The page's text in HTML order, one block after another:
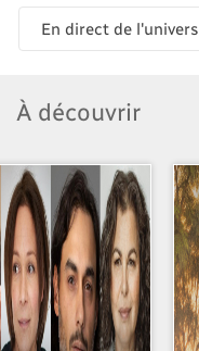
En direct de l'univers
À découvrir